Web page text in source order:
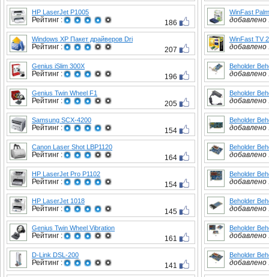
HP LaserJet P1005
Рейтинг : 186
Windows XP Пакет драйверов Dri
Рейтинг : 207
Genius iSlim 300X
Рейтинг : 196
Genius Twin Wheel F1
Рейтинг : 205
Samsung SCX-4200
Рейтинг : 154
Canon Laser Shot LBP1120
Рейтинг : 164
HP LaserJet Pro P1102
Рейтинг : 154
HP LaserJet 1018
Рейтинг : 145
Genius Twin Wheel Vibration
Рейтинг : 161
D-Link DSL-200
Рейтинг : 141
WinFast
добавлено
WinFast TV
добавлено
Beholder
добавлено
Beholder
добавлено
Beholder
добавлено
Beholder
добавлено
Beholder
добавлено
Beholder
добавлено
Beholder
добавлено
Beholder
добавлено